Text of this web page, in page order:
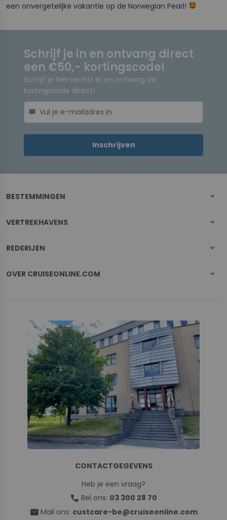
een onvergetelijke vakantie op de Norwegian Pearl!
Schrijf je in en ontvang direct
een €50,- kortingscode!
Schrijf je hier rechts in en ontvang de
kortingscode direct!
mail
Inschrijven
BESTEMMINGEN
VERTREKHAVENS
REDERIJEN
OVER CRUISEONLINE.COM
CONTACTGEGEVENS
Heb je een vraag?
call Bel ons: 03 300 28 70
mail Mail ons: custcare-be@cruiseonline.com